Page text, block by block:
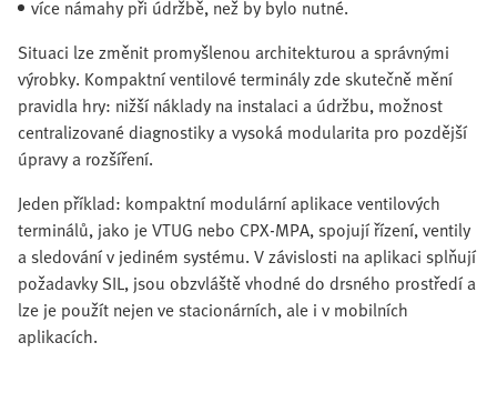
více námahy při údržbě, než by bylo nutné.
Situaci lze změnit promyšlenou architekturou a správnými
výrobky. Kompaktní ventilové terminály zde skutečně mění
pravidla hry: nižší náklady na instalaci a údržbu, možnost
centralizované diagnostiky a vysoká modularita pro pozdější
úpravy a rozšíření.
Jeden příklad: kompaktní modulární aplikace ventilových
terminálů, jako je VTUG nebo CPX-MPA, spojují řízení, ventily
a sledování v jediném systému. V závislosti na aplikaci splňují
požadavky SIL, jsou obzvláště vhodné do drsného prostředí a
lze je použít nejen ve stacionárních, ale i v mobilních
aplikacích.